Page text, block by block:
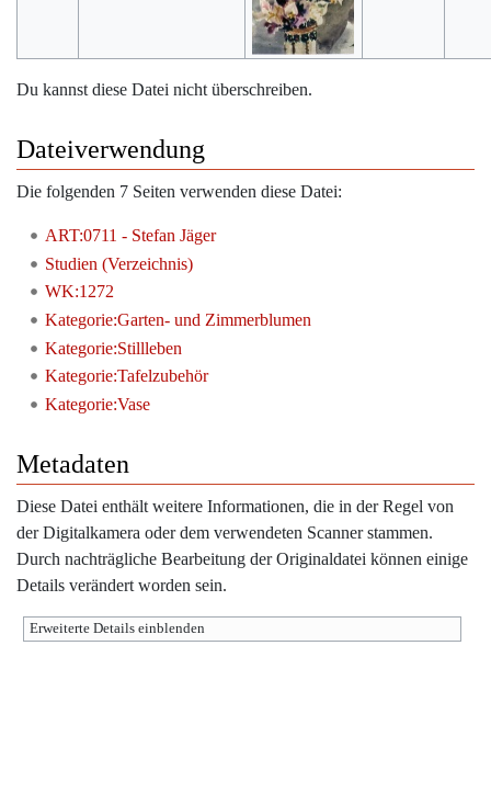
Du kannst diese Datei nicht überschreiben.
Dateiverwendung
Die folgenden 7 Seiten verwenden diese Datei:
ART:0711 - Stefan Jäger
Studien (Verzeichnis)
WK:1272
Kategorie:Garten- und Zimmerblumen
Kategorie:Stillleben
Kategorie:Tafelzubehör
Kategorie:Vase
Metadaten
Diese Datei enthält weitere Informationen, die in der Regel von
der Digitalkamera oder dem verwendeten Scanner stammen.
Durch nachträgliche Bearbeitung der Originaldatei können einige
Details verändert worden sein.
Erweiterte Details einblenden